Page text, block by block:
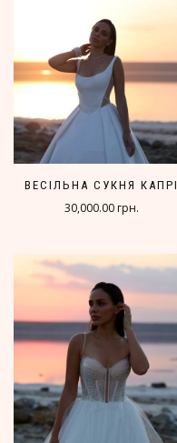
ВЕСІЛЬНА СУКНЯ КАПРІ
30,000.00 грн.